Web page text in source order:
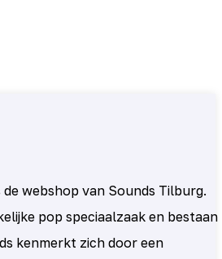
webshop van Sounds Tilburg.
pop speciaalzaak en bestaan
kenmerkt zich door een